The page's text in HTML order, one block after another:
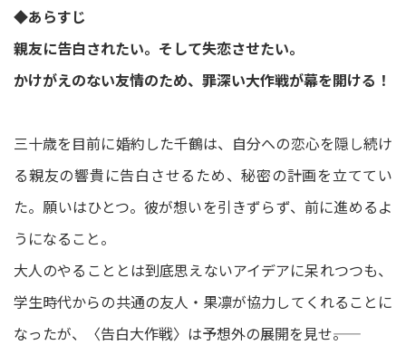
◆あらすじ
親友に告白されたい。そして失恋させたい。
かけがえのない友情のため、罪深い大作戦が幕を開ける！
三十歳を目前に婚約した千鶴は、自分への恋心を隠し続け
る親友の響貴に告白させるため、秘密の計画を立ててい
た。願いはひとつ。彼が想いを引きずらず、前に進めるよ
うになること。
大人のやることとは到底思えないアイデアに呆れつつも、
学生時代からの共通の友人・果凛が協力してくれることに
なったが、〈告白大作戦〉は予想外の展開を見せ――。